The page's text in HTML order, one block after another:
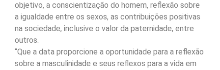
objetivo, a conscientização do homem, reflexão sobre
a igualdade entre os sexos, as contribuições positivas
na sociedade, inclusive o valor da paternidade, entre
outros.
“Que a data proporcione a oportunidade para a reflexão
sobre a masculinidade e seus reflexos para a vida em